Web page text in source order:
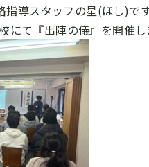
導スタッフの星(ほし)です
て『出陣の儀』を開催し